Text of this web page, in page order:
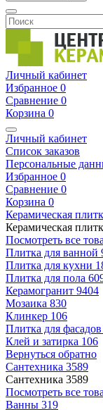
Личный кабинет
Избранное 0
Сравнение 0
Корзина 0
Личный кабинет
Список заказов
Персональные
Избранное 0
Сравнение 0
Корзина 0
Керамическая
Керамическая
Посмотреть все
Плитка для ванной
Плитка для кухни
Плитка для пола
Керамогранит 9404
Мозаика 830
Клинкер 106
Плитка для фасадов
Клей и затирка 106
Вернуться обратно
Сантехника 3589
Сантехника 3589
Посмотреть все
Ванны 319